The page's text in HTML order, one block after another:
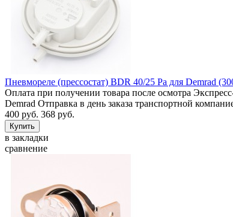
Пневмореле (прессостат) BDR 40/25 Pa для Demrad
Оплата при получении товара после осмотра
Demrad Отправка в день заказа транспортной
400 руб. 368 руб.
в закладки
сравнение